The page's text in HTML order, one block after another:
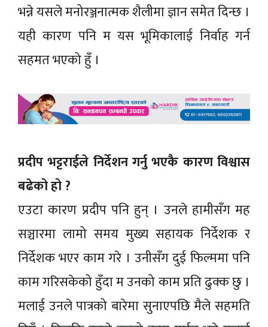
भन्ने यसले मनोरञ्जनात्मक शैलीमा ज्ञान समेत दिन्छ ।
यही कारण पनि म यस भूमिकालाई निर्वाह गर्न
सहमत भएको हुँ ।
प्रदीप भट्टराईले निर्देशन गर्नु भएकै कारण विश्वास
बढेको हो ?
एउटा कारण प्रदीप पनि हुन् । उनले हामीसँग मह
सञ्चारमा लामो समय मुख्य सहायक निर्देशक र
निर्देशक भएर काम गरे । उनीसँग दुई फिल्ममा पनि
काम गरिसकेको हुँदा म उनको काम प्रति ढुक्क छु ।
मलाई उनले पात्रको बारेमा सुनाएपछि मैले सहमति